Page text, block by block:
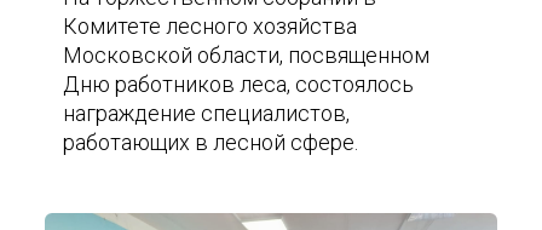
Комитете лесного хозяйства
Московской области, посвященном
Дню работников леса, состоялось
награждение специалистов,
работающих в лесной сфере.